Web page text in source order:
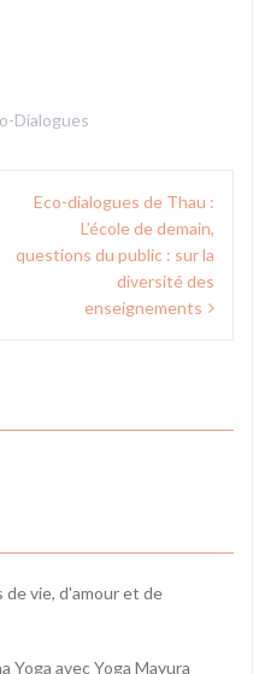
Dialogues
Eco-dialogues de Thau :
L’école de demain,
questions du public : sur la
diversité des
enseignements
de vie, d'amour et de
Yoga avec Yoga Mayura